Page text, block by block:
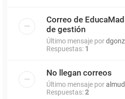
Correo de
de gestión
Último mensaje por
Respuestas: 1
No llegan correos
Último mensaje por
Respuestas:2